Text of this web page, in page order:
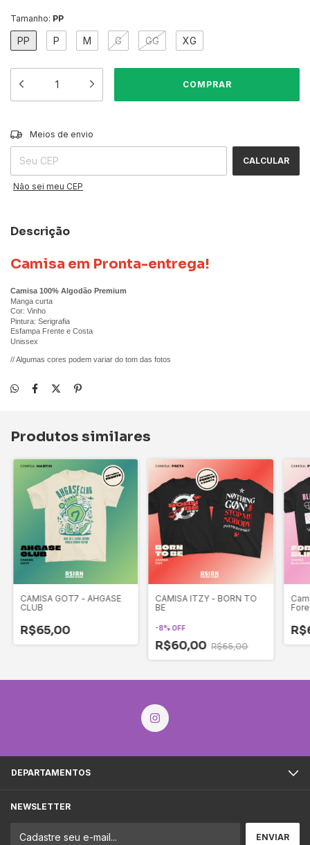
Tamanho: PP
PP P M G GG XG
Entregas para o CEP:
Meios de envio
CALCULAR
Não sei meu CEP
Descrição
Camisa em Pronta-entrega!
Camisa 100% Algodão Premium
Manga curta
Cor: Vinho
Pintura: Serigrafia
Esfampa Frente e Costa
Unissex
// Algumas cores podem variar do tom das fotos
Produtos similares
CAMISA GOT7 - AHGASE
CLUB
R$65,00
CAMISA ITZY - BORN TO
BE
-8%OFF
R$60,00 R$65,00
DEPARTAMENTOS
NEWSLETTER